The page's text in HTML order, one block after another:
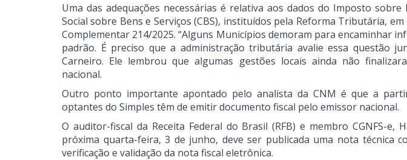
Uma das adequações necessárias é relativa aos dados do Imposto sobre
Social sobre Bens e Serviços (CBS), instituídos pela Reforma Tributária,
Complementar 214/2025. “Alguns Municípios demoram para encaminhar
padrão. É preciso que a administração tributária avalie essa questão
Carneiro. Ele lembrou que algumas gestões locais ainda não
nacional.
Outro ponto importante apontado pelo analista da CNM é que a
optantes do Simples têm de emitir documento fiscal pelo emissor nacional.
O auditor-fiscal da Receita Federal do Brasil (RFB) e membro CGNFS-
próxima quarta-feira, 3 de junho, deve ser publicada uma nota técnica
verificação e validação da nota fiscal eletrônica.